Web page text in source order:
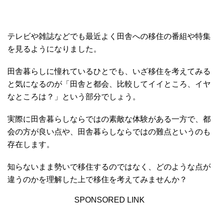
テレビや雑誌などでも最近よく田舎への移住の番組や特集
を見るようになりました。
田舎暮らしに憧れているひとでも、いざ移住を考えてみる
と気になるのが「田舎と都会、比較してイイところ、イヤ
なところは？」という部分でしょう。
実際に田舎暮らしならではの素敵な体験がある一方で、都
会の方が良い点や、田舎暮らしならではの難点というのも
存在します。
知らないまま勢いで移住するのではなく、どのような点が
違うのかを理解した上で移住を考えてみませんか？
SPONSORED LINK